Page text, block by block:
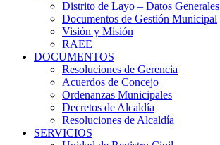
Distrito de Layo – Datos Generales
Documentos de Gestión Municipal
Visión y Misión
RAEE
DOCUMENTOS
Resoluciones de Gerencia
Acuerdos de Concejo
Ordenanzas Municipales
Decretos de Alcaldía
Resoluciones de Alcaldía
SERVICIOS